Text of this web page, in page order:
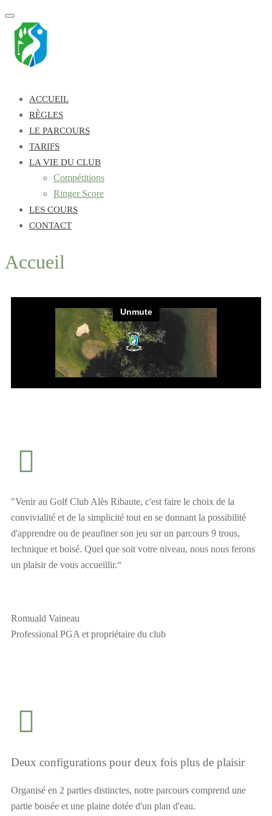
Toggle
navigation
ACCUEIL
RÈGLES
LE PARCOURS
TARIFS
LA VIE DU CLUB
Compétitions
Ringer Score
LES COURS
CONTACT
Accueil
"Venir au Golf Club Alès Ribaute, c'est faire le choix de la
convivialité et de la simplicité tout en se donnant la possibilité
d'apprendre ou de peaufiner son jeu sur un parcours 9 trous,
technique et boisé. Quel que soit votre niveau, nous nous ferons
un plaisir de vous accueillir.“
Romuald Vaineau
Professional PGA et propriétaire du club
Deux configurations pour deux fois plus de plaisir
Organisé en 2 parties distinctes, notre parcours comprend une
partie boisée et une plaine dotée d'un plan d'eau.